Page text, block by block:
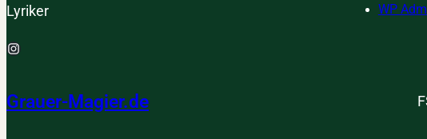
Lyriker
Instagram
WP
Grauer-Magier.de